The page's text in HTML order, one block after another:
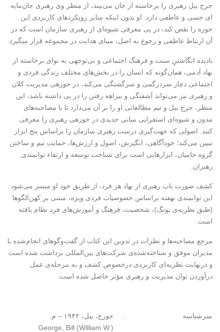
جرج بیل رهبری را برخاسته از جان می‌بیند، از منظر وی رهبری جان­‌مایه­‌
ای حسی و عاطفی دارد. او بدون این­که سایر رویکردهای کاربردی این
حوزه را نقض کند، در پی معرفی شیوه‌ای از رهبری سازمان است که در
آن ارتباط عاطفی و رجوع به اصل، مبنای هدایت در مجموعه قرار می­گیرد.
نادیده­ انگاشتنِ سنت و فرهنگ اجتماعی و بی‌توجهی به نوای برخاسته از
نهاد آدمی، همان‌گونه که انسان را در بخش­‌های مختلف زندگی فردی و
اجتماعی دچار سردرگمی و سرگشتگی می‌کند، در حوزه­ی مدیریت کلان
و رهبری نیز می‌تواند آشفتگی و بیراهه رفتن را در پی داشته باشد، این
منظر، جرج بیل و تیم مطالعاتی او را بر آن می‌دارد تا با مصاحبه‌های
مدون و شیوه‌ای استقرایی مبانی جدیدی در حوزه­ی رهبری را معرفی
کنند. اصولی که جهت‌گیری درست رهبری سازمان را بر­اساس پنج ابزار
تبیین می‌کند؛ خودآگاهی، انگیزش، اصول و ارزش‌ها، حمایت تیم و ساختن
گروه حامیان، ابزارهایی است برای شناخت توسعه و ارتقاء توان­مندی
رهبران.
کشف صورت ناب رهبری از نهاد هر فرد، از طریق خود او میسر می‌شود.
این توان­مندی نهفته بر­اساس خصوصیات فردی ویژه‌، مبتنی بر کهن‌الگوها
(طبق نظریه­‌ی یونگ)، شخصیت، فرهنگ و آموزش‌های فرد نظام‌ یافته
است.
مرجع مصاحبه­‌ها و نظرات در تدوین این کتاب از گفت­‌و­گوهای انجام‌شده با
مدیران موفق و شناخته‌شده‌­ی شرکت‌های بین‌المللی برداشت‌ شده است
و درنهایت نظریه‌ای کاربردی در­خصوص کشف و به­ مرحله‌­ی عمل
درآوردن توان مدیریت و رهبری مؤثر حاصل ‌شده است.
سرشناسه :
جورج، بیل، ‏‫۱۹۴۲ – م.‏‬
George, Bill (William W.)